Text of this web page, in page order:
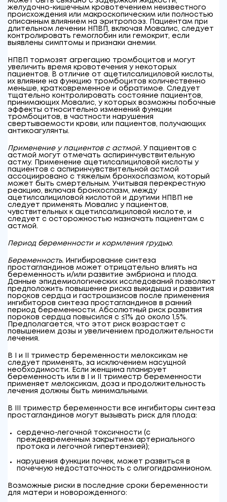
желудочно-кишечным кровотечением неизвестного
происхождения или макроскопическим или полностью
описанным влиянием на эритропоэз. Пациентам при
длительном лечении НПВП, включая Мовалис, следует
контролировать гемоглобин или гемокрит, если
выявлены симптомы и признаки анемии.
НПВП тормозят агрегацию тромбоцитов и могут
увеличить время кровотечения у некоторых
пациентов. В отличие от ацетилсалициловой кислоты,
их влияние на функцию тромбоцитов количественно
меньше, кратковременное и обратимое. Следует
тщательно контролировать состояние пациентов,
принимающих Мовалис, у которых возможны побочные
эффекты относительно изменений функции
тромбоцитов, в частности нарушения
свертываемости крови, или пациентов, получающих
антикоагулянты.
Применение у пациентов с астмой. У пациентов с
астмой могут отмечать аспиринчувствительную
астму. Применение ацетилсалициловой кислоты у
пациентов с аспиринчувствительной астмой
ассоциировано с тяжелым бронхоспазмом, который
может быть смертельным. Учитывая перекрестную
реакцию, включая бронхоспазм, между
ацетилсалициловой кислотой и другими НПВП не
следует применять Мовалис у пациентов,
чувствительных к ацетилсалициловой кислоте, и
следует с осторожностью назначать пациентам с
астмой.
Период беременности и кормления грудью.
Беременность. Ингибирование синтеза
простагландинов может отрицательно влиять на
беременность и/или развитие эмбриона и плода.
Данные эпидемиологических исследований позволяют
предположить повышение риска выкидыша и развития
пороков сердца и гастрошизисов после применения
ингибиторов синтеза простагландинов в ранний
период беременности. Абсолютный риск развития
пороков сердца повысился с ≤1% до около 1,5%.
Предполагается, что этот риск возрастает с
повышением дозы и увеличением продолжительности
лечения.
В I и II триместр беременности мелоксикам не
следует применять, за исключением насущной
необходимости. Если женщина планирует
беременность или в I и II триместр беременности
применяет мелоксикам, доза и продолжительность
лечения должны быть минимальными.
В III триместр беременности все ингибиторы синтеза
простагландинов могут вызывать риск для плода:
сердечно-легочной токсичности (с
преждевременным закрытием артериального
протока и легочной гипертензией);
нарушения функции почек, может развиться в
почечную недостаточность с олигогидрамнионом.
Возможные риски в последние сроки беременности
для матери и новорожденного: